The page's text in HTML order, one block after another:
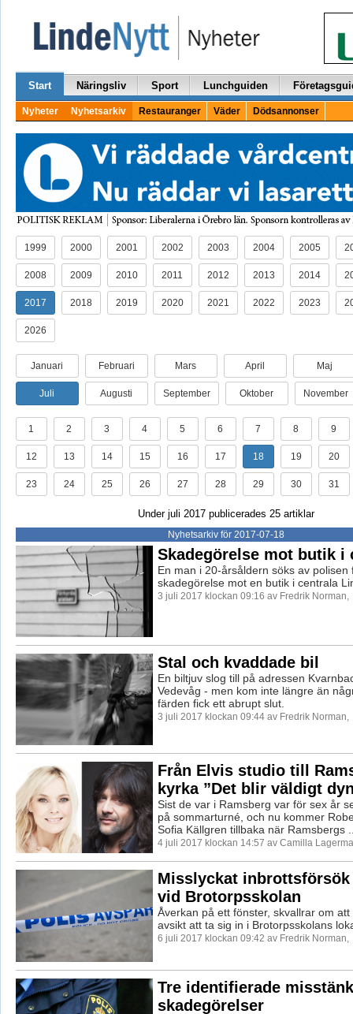
Start Näringsliv Sport Lunchguiden
Nyheter Nyhetsarkiv Restauranger Väder Dödsannonser
1999 2000 2001 2002 2003 2004 2005
2008 2009 2010 2011 2012 2013 2014
2017 2018 2019 2020 2021 2022 2023
2026
Januari Februari Mars April Maj
Juli Augusti September Oktober November
1 2 3 4 5 6 7 8 9
12 13 14 15 16 17 18 19 20
23 24 25 26 27 28 29 30 31
Under juli 2017 publicerades 25 artiklar
Nyhetsarkiv för 2017-07-18
Skadegörelse mot butik i
En man i 20-årsåldern söks av polisen
skadegörelse mot en butik i centrala
3 juli 2017 klockan 09:16 av Fredrik Norman,
Stal och kvaddade bil
En biltjuv slog till på adressen
Vedevåg - men kom inte längre än
färden fick ett abrupt slut.
3 juli 2017 klockan 09:44 av Fredrik Norman,
Från Elvis studio till
kyrka ”Det blir väldigt
Sist de var i Ramsberg var för sex år
på sommarturné, och nu kommer
Sofia Källgren tillbaka när Ramsbergs
4 juli 2017 klockan 14:57 av Camilla
Misslyckat
vid Brotorpsskolan
Åverkan på ett fönster, skvallrar om
avsikt att ta sig in i Brotorpsskolans
6 juli 2017 klockan 09:42 av Fredrik Norman,
Tre identifierade
skadegörelser